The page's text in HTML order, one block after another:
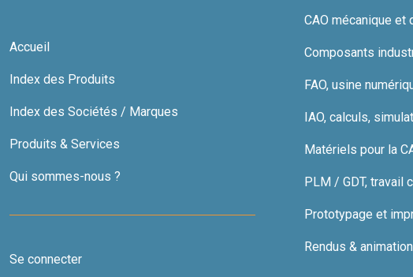
Accueil
Index des Produits
Index des Sociétés / Marques
Produits & Services
Qui sommes-nous ?
Se connecter
CAO mécanique et
Composants
FAO, usine
IAO, calculs,
Matériels pour la
PLM / GDT, travail
Prototypage et
Rendus &